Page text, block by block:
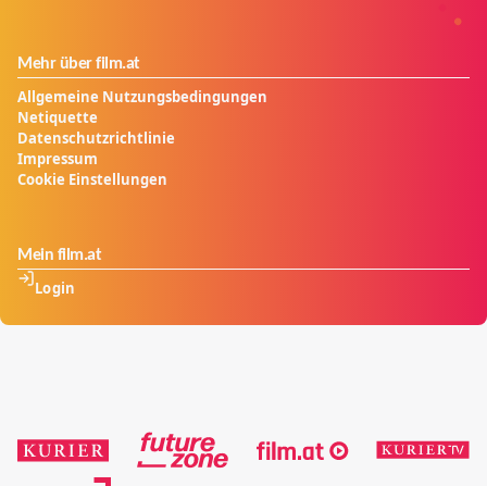
Mehr über film.at
Allgemeine Nutzungsbedingungen
Netiquette
Datenschutzrichtlinie
Impressum
Cookie Einstellungen
Mein film.at
Login